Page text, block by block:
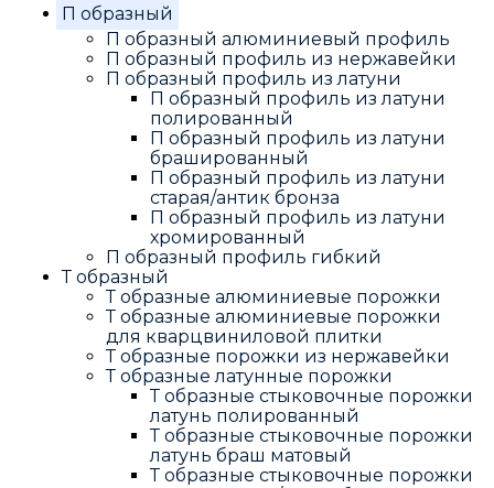
П образный
П образный алюминиевый профиль
П образный профиль из нержавейки
П образный профиль из латуни
П образный профиль из латуни
полированный
П образный профиль из латуни
брашированный
П образный профиль из латуни
старая/антик бронза
П образный профиль из латуни
хромированный
П образный профиль гибкий
Т образный
Т образные алюминиевые порожки
Т образные алюминиевые порожки
для кварцвиниловой плитки
Т образные порожки из нержавейки
Т образные латунные порожки
Т образные стыковочные порожки
латунь полированный
Т образные стыковочные порожки
латунь браш матовый
Т образные стыковочные порожки